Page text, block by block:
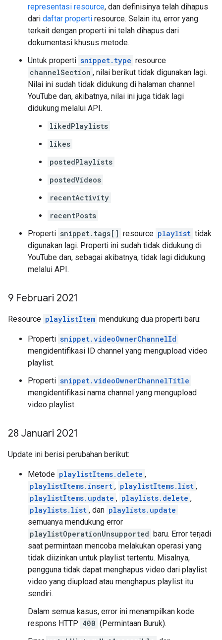
representasi resource, dan definisinya telah dihapus
dari daftar properti resource. Selain itu, error yang
terkait dengan properti ini telah dihapus dari
dokumentasi khusus metode.
Untuk properti snippet.type resource
channelSection , nilai berikut tidak digunakan lagi.
Nilai ini sudah tidak didukung di halaman channel
YouTube dan, akibatnya, nilai ini juga tidak lagi
didukung melalui API.
likedPlaylists
likes
postedPlaylists
postedVideos
recentActivity
recentPosts
Properti snippet.tags[] resource playlist tidak
digunakan lagi. Properti ini sudah tidak didukung di
YouTube dan, sebagai akibatnya, tidak lagi didukung
melalui API.
9 Februari 2021
Resource playlistItem mendukung dua properti baru:
Properti snippet.videoOwnerChannelId
mengidentifikasi ID channel yang mengupload video
playlist.
Properti snippet.videoOwnerChannelTitle
mengidentifikasi nama channel yang mengupload
video playlist.
28 Januari 2021
Update ini berisi perubahan berikut:
Metode playlistItems.delete ,
playlistItems.insert , playlistItems.list ,
playlistItems.update , playlists.delete ,
playlists.list , dan playlists.update
semuanya mendukung error
playlistOperationUnsupported baru. Error terjadi
saat permintaan mencoba melakukan operasi yang
tidak diizinkan untuk playlist tertentu. Misalnya,
pengguna tidak dapat menghapus video dari playlist
video yang diupload atau menghapus playlist itu
sendiri.
Dalam semua kasus, error ini menampilkan kode
respons HTTP 400 (Permintaan Buruk).